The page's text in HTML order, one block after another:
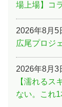
場上場】コ
2026年8月5
広尾プロジ
2026年8月3
【濡れるス
ない。これ